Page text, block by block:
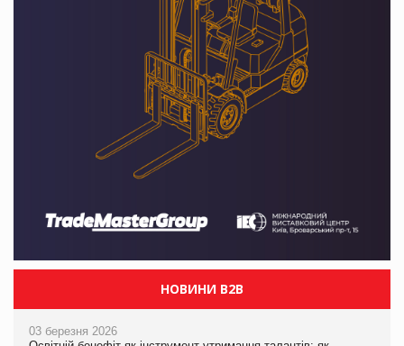
НОВИНИ B2B
03 березня 2026